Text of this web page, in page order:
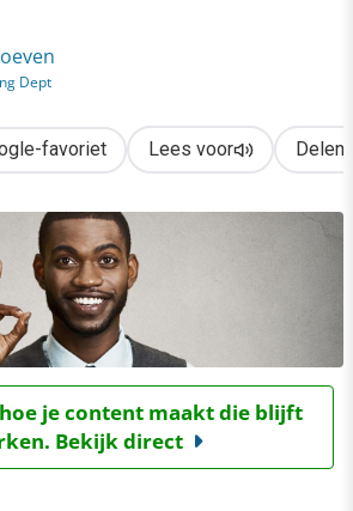
Dept
favoriet Lees voor Delen
je content maakt die blijft
Bekijk direct